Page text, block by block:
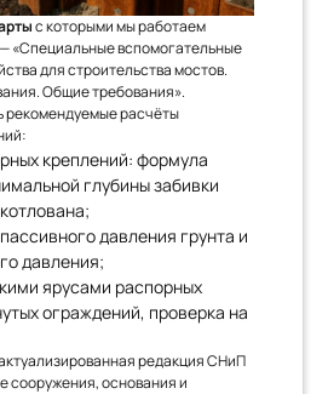
с которыми мы работаем
— «Специальные вспомогательные
для строительства мостов.
Общие требования».
рекомендуемые расчёты
креплений: формула
глубины забивки
давления грунта и
давления;
ярусами распорных
ограждений, проверка на
редакция СНиП
сооружения, основания и